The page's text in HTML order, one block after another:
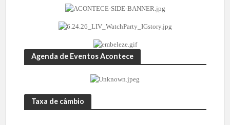
Agenda de Eventos Acontece
Taxa de câmbio